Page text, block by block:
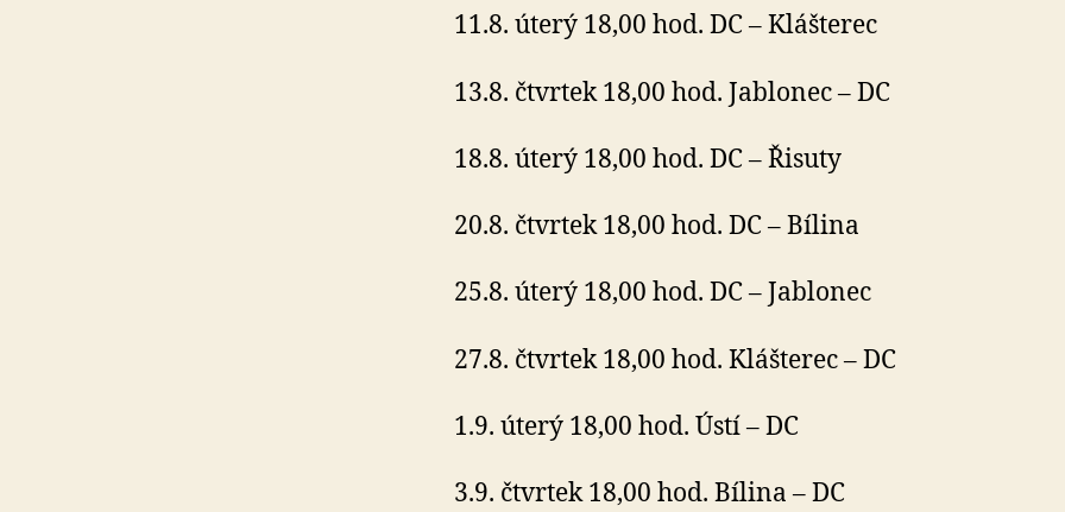
11.8. úterý 18,00 hod. DC – Klášterec
13.8. čtvrtek 18,00 hod. Jablonec – DC
18.8. úterý 18,00 hod. DC – Řisuty
20.8. čtvrtek 18,00 hod. DC – Bílina
25.8. úterý 18,00 hod. DC – Jablonec
27.8. čtvrtek 18,00 hod. Klášterec – DC
1.9. úterý 18,00 hod. Ústí – DC
3.9. čtvrtek 18,00 hod. Bílina – DC